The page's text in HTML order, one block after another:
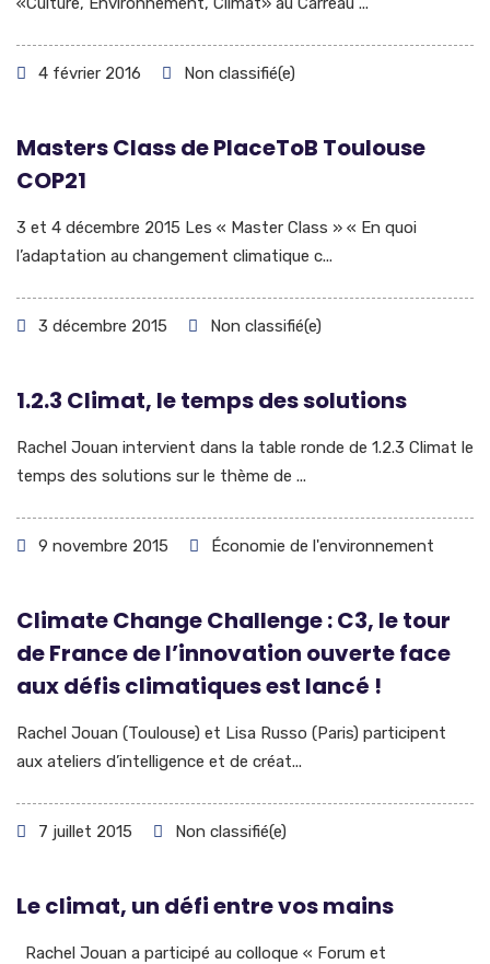
4 février 2016 Non classifié(e)
Masters Class de PlaceToB Toulouse
COP21
3 et 4 décembre 2015 Les « Master Class » « En quoi
l’adaptation au changement climatique c...
3 décembre 2015 Non classifié(e)
1.2.3 Climat, le temps des solutions
Rachel Jouan intervient dans la table ronde de 1.2.3 Climat le
temps des solutions sur le thème de ...
9 novembre 2015 Économie de l'environnement
Climate Change Challenge : C3, le tour
de France de l’innovation ouverte face
aux défis climatiques est lancé !
Rachel Jouan (Toulouse) et Lisa Russo (Paris) participent
aux ateliers d’intelligence et de créat...
7 juillet 2015 Non classifié(e)
Le climat, un défi entre vos mains
Rachel Jouan a participé au colloque « Forum et